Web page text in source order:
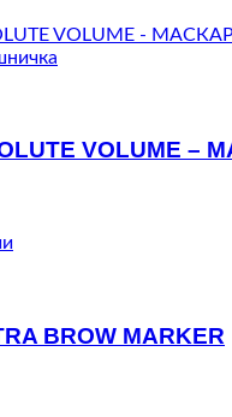
VOLUME –
BROW MARKER